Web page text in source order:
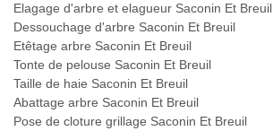
Elagage d'arbre et elagueur Saconin Et Breuil
Dessouchage d'arbre Saconin Et Breuil
Etêtage arbre Saconin Et Breuil
Tonte de pelouse Saconin Et Breuil
Taille de haie Saconin Et Breuil
Abattage arbre Saconin Et Breuil
Pose de cloture grillage Saconin Et Breuil